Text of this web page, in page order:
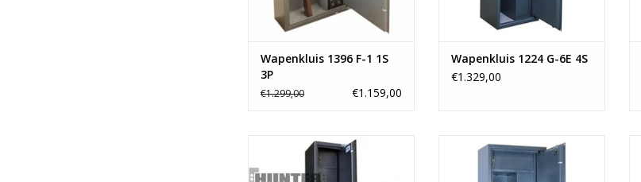
Wapenkluis 1396 F-1 1S
3P
€1.299,00 €1.159,00
Wapenkluis 1224 G-6E 4S
€1.329,00
- 175x38 cm
-Ruimte voor 6 geweren
- 2 binnenkluizen
- 150x60cm
- Ruimte voor 5 geweren
- 3 binnenkluizen